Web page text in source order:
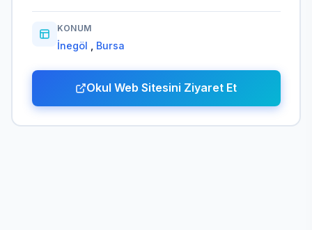
KONUM
İnegöl Bursa
Okul Web Sitesini Ziyaret Et